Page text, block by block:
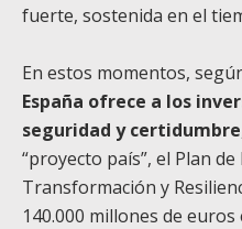
fuerte, sostenida en el
En estos momentos,
España ofrece a los
seguridad y certidumbre
“proyecto país”, el Plan
Transformación y
140.000 millones de